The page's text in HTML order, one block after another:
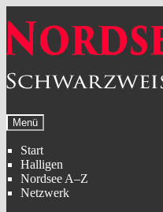
Navigation
springen
Inhalt
springen
Menü
Start
Halligen
Nordsee A–Z
Netzwerk